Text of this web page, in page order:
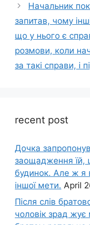
Начальник
запитав, чому
що у нього є
розмови, коли
за такі справи, і
recent post
Дочка
заощадження їй,
будинок. Але ж я
іншої мети. April
Після слів
чоловік зpад жує